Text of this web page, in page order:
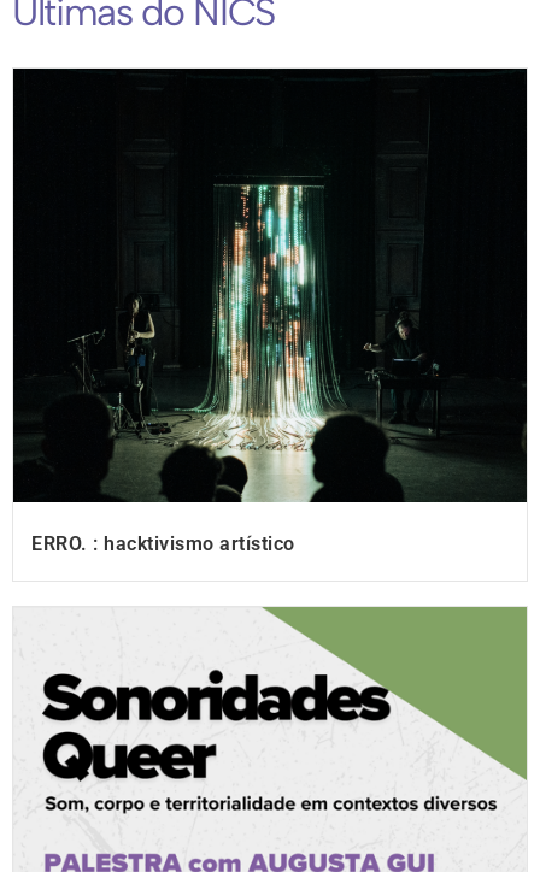
Últimas do NICS
ERRO. : hacktivismo artístico